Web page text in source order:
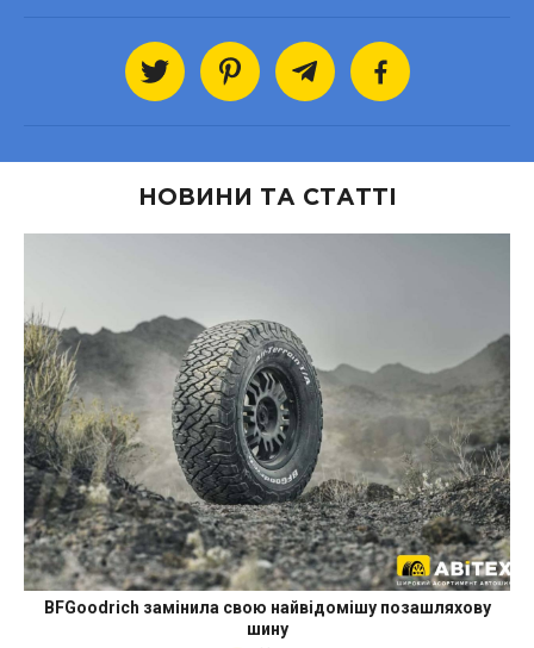
НОВИНИ ТА СТАТТІ
BFGoodrich замінила свою найвідомішу позашляхову
шину